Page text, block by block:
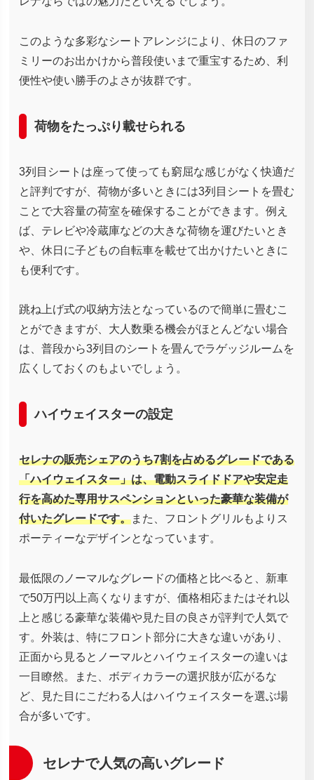
このような多彩なシートアレンジにより、休日のファ
ミリーのお出かけから普段使いまで重宝するため、利
便性や使い勝手のよさが抜群です。
荷物をたっぷり載せられる
3列目シートは座って使っても窮屈な感じがなく快適だ
と評判ですが、荷物が多いときには3列目シートを畳む
ことで大容量の荷室を確保することができます。例え
ば、テレビや冷蔵庫などの大きな荷物を運びたいとき
や、休日に子どもの自転車を載せて出かけたいときに
も便利です。
跳ね上げ式の収納方法となっているので簡単に畳むこ
とができますが、大人数乗る機会がほとんどない場合
は、普段から3列目のシートを畳んでラゲッジルームを
広くしておくのもよいでしょう。
ハイウェイスターの設定
セレナの販売シェアのうち7割を占めるグレードである
「ハイウェイスター」は、電動スライドドアや安定走
行を高めた専用サスペンションといった豪華な装備が
付いたグレードです。また、フロントグリルもよりス
ポーティーなデザインとなっています。
最低限のノーマルなグレードの価格と比べると、新車
で50万円以上高くなりますが、価格相応またはそれ以
上と感じる豪華な装備や見た目の良さが評判で人気で
す。外装は、特にフロント部分に大きな違いがあり、
正面から見るとノーマルとハイウェイスターの違いは
一目瞭然。また、ボディカラーの選択肢が広がるな
ど、見た目にこだわる人はハイウェイスターを選ぶ場
合が多いです。
セレナで人気の高いグレード